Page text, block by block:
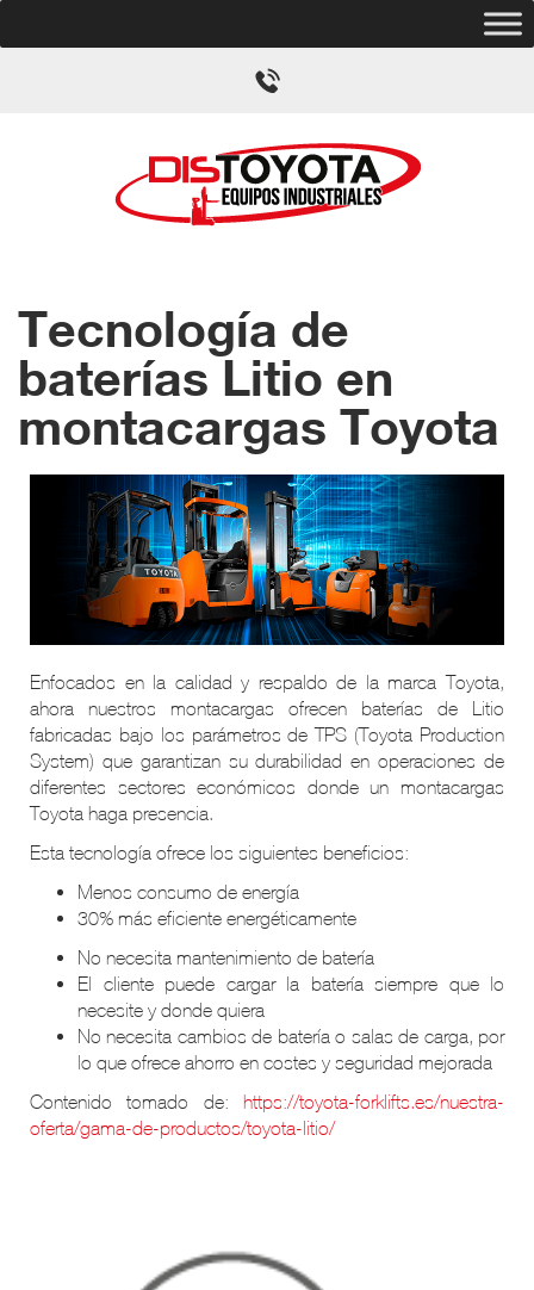
Tecnología de
baterías Litio en
montacargas Toyota
Enfocados en la calidad y respaldo de la marca Toyota,
ahora nuestros montacargas ofrecen baterías de Litio
fabricadas bajo los parámetros de TPS (Toyota Production
System) que garantizan su durabilidad en operaciones de
diferentes sectores económicos donde un montacargas
Toyota haga presencia.
Esta tecnología ofrece los siguientes beneficios:
Menos consumo de energía
30% más eficiente energéticamente
No necesita mantenimiento de batería
El cliente puede cargar la batería siempre que lo
necesite y donde quiera
No necesita cambios de batería o salas de carga, por
lo que ofrece ahorro en costes y seguridad mejorada
Contenido tomado de: https://toyota-forklifts.es/nuestra-
oferta/gama-de-productos/toyota-litio/